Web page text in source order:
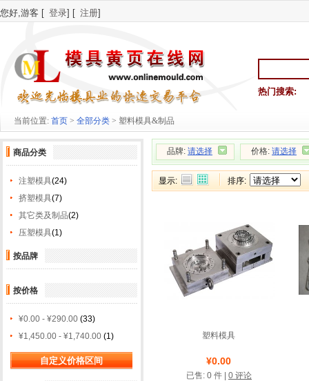
您好,游客 [ 登录] [ 注册]
热门搜索:
当前位置: 首页 > 全部分类 > 塑料模具&制品
商品分类
注塑模具(24)
挤塑模具(7)
其它类及制品(2)
压塑模具(1)
按品牌
按价格
¥0.00 - ¥290.00 (33)
¥1,450.00 - ¥1,740.00 (1)
品牌: 请选择 价格: 请选择
显示: 排序:
塑料模具
店铺名称: 杭州统奔模具
制造有限公司
¥0.00
已售: 0 件 | 0 评论